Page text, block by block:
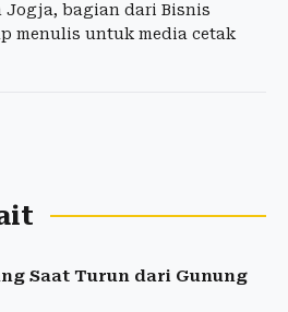
Jogja, bagian dari Bisnis
menulis untuk media cetak
Saat Turun dari Gunung